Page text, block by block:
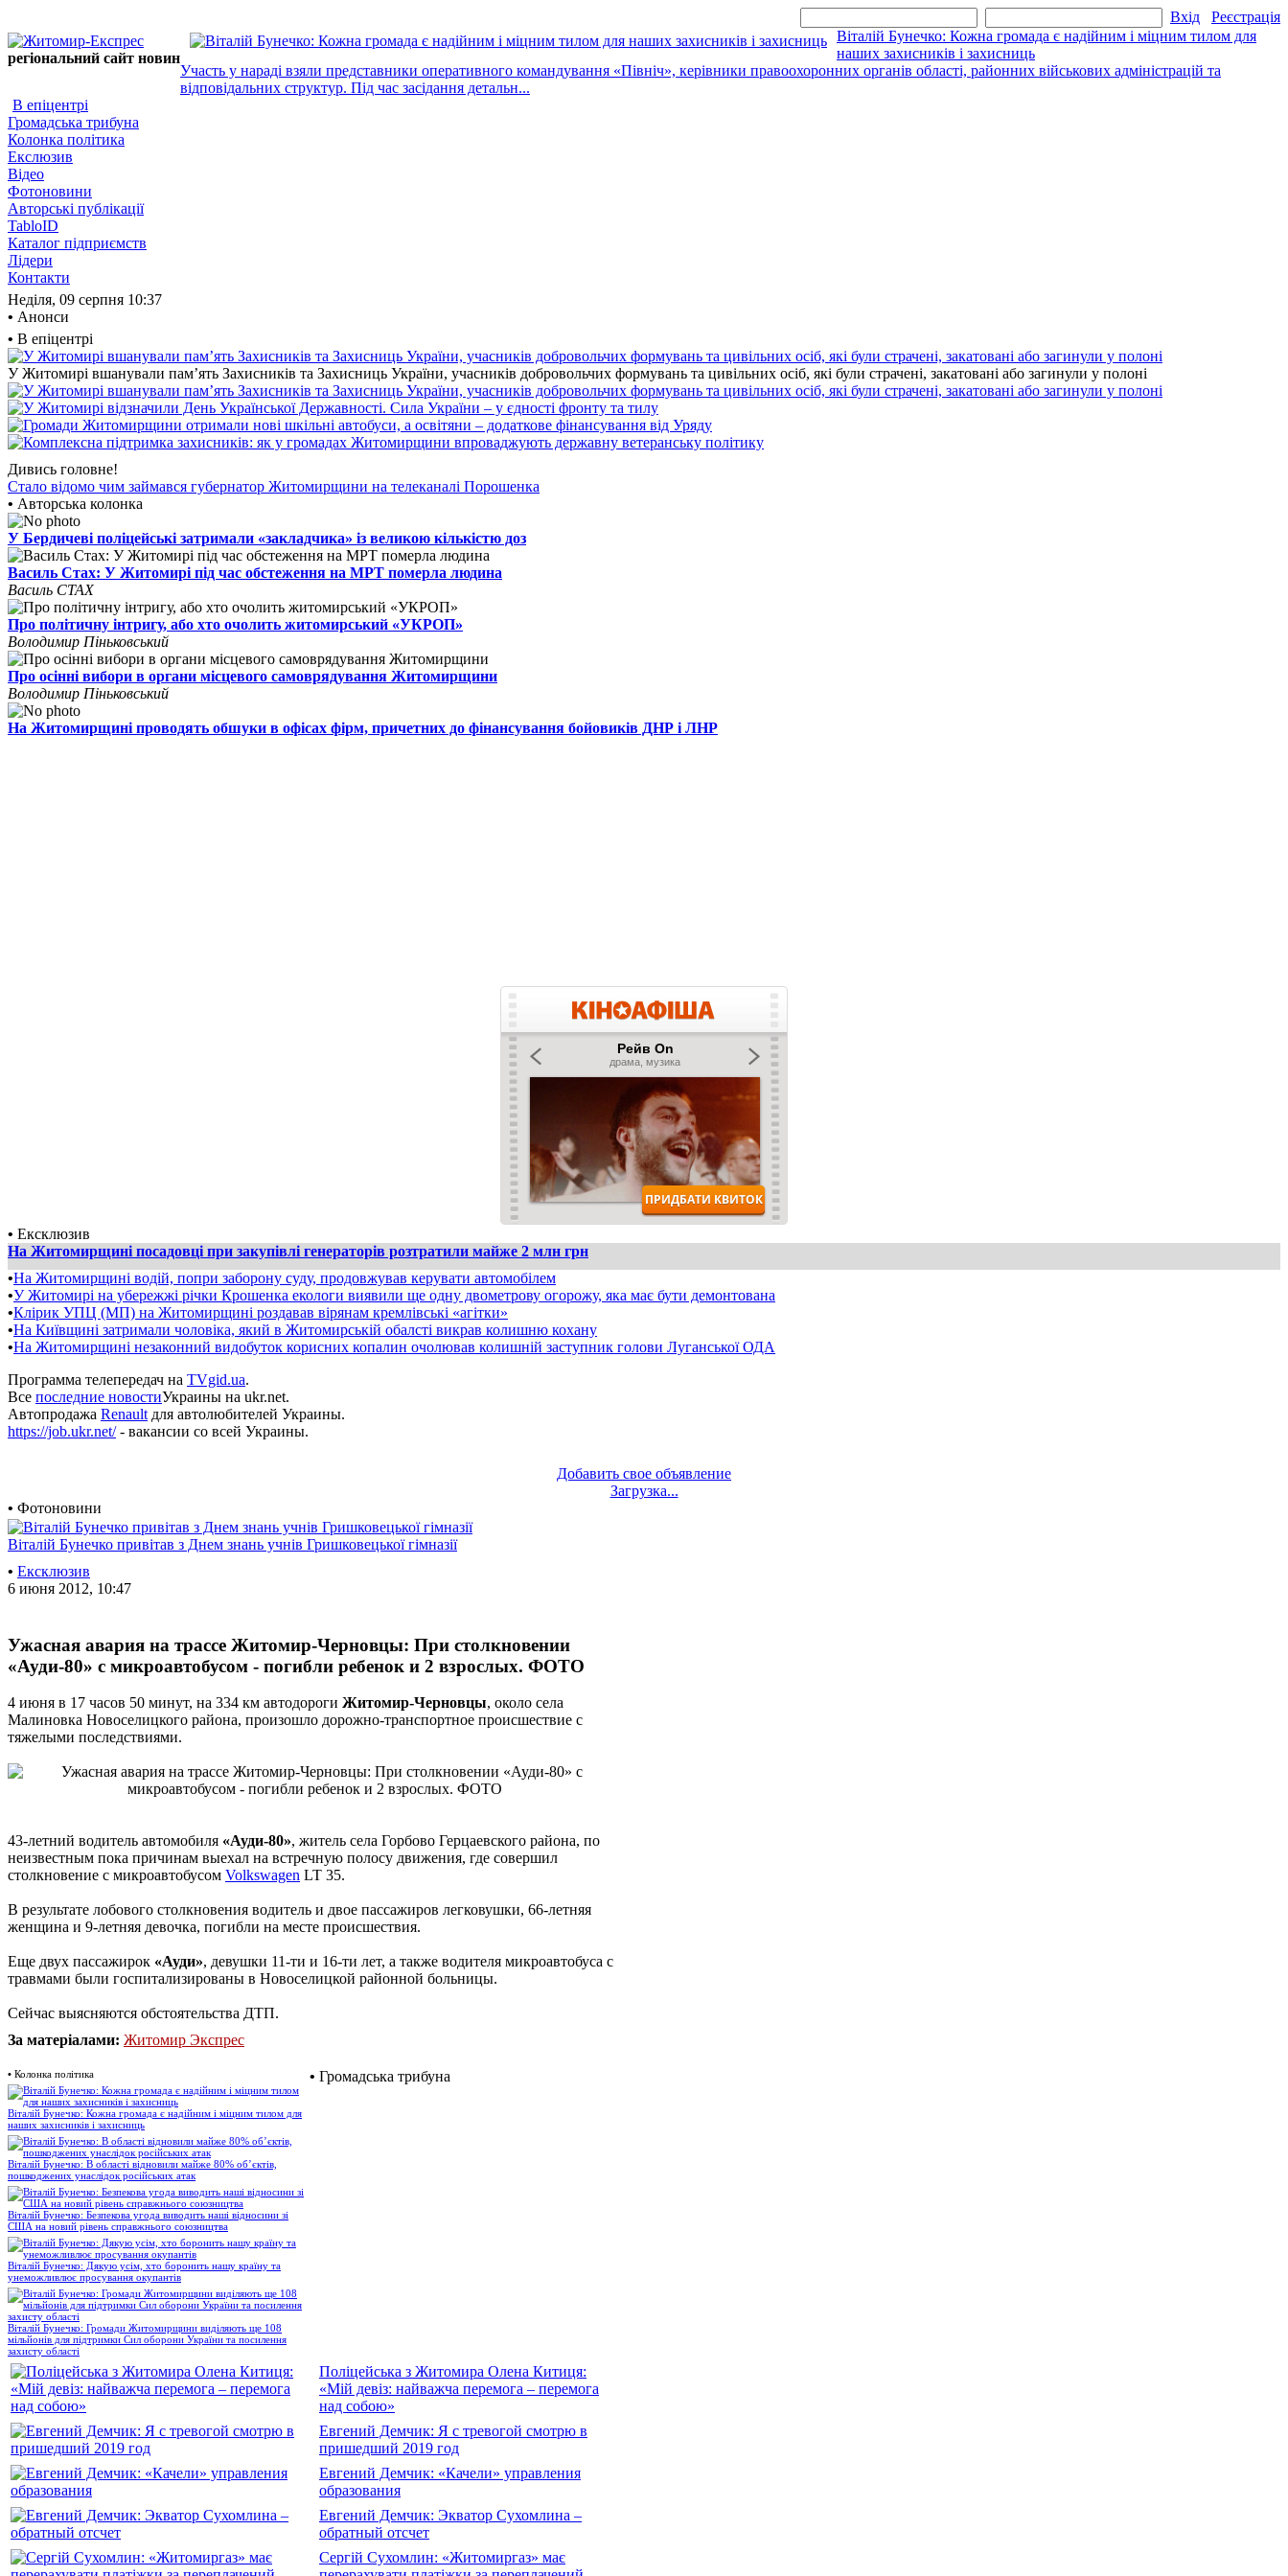
Вхід Реєстрація
регіональний сайт новин
Віталій Бунечко: Кожна громада є надійним і міцним тилом для
наших захисників і захисниць
Участь у нараді взяли представники оперативного командування «Північ», керівники правоохоронних органів області, районних військових адміністрацій та
відповідальних структур. Під час засідання детальн...
В епіцентрі
Громадська трибуна
Колонка політика
Екслюзив
Відео
Фотоновини
Авторські публікації
TabloID
Каталог підприємств
Лідери
Контакти
Неділя, 09 серпня 10:37
• Анонси
• В епіцентрі
У Житомирі вшанували пам’ять Захисників та Захисниць України, учасників добровольчих формувань та цивільних осіб, які були страчені, закатовані або загинули у полоні
Дивись головне!
Стало відомо чим займався губернатор Житомирщини на телеканалі Порошенка
• Авторська колонка
У Бердичеві поліцейські затримали «закладчика» із великою кількістю доз
Василь Стах: У Житомирі під час обстеження на МРТ померла людина
Василь СТАХ
Про політичну інтригу, або хто очолить житомирський «УКРОП»
Володимир Піньковський
Про осінні вибори в органи місцевого самоврядування Житомирщини
Володимир Піньковський
На Житомирщині проводять обшуки в офісах фірм, причетних до фінансування бойовиків ДНР і ЛНР
• Ексклюзив
На Житомирщині посадовці при закупівлі генераторів розтратили майже 2 млн грн
•На Житомирщині водій, попри заборону суду, продовжував керувати автомобілем
•У Житомирі на убережжі річки Крошенка екологи виявили ще одну двометрову огорожу, яка має бути демонтована
•Клірик УПЦ (МП) на Житомирщині роздавав вірянам кремлівські «агітки»
•На Київщині затримали чоловіка, який в Житомирській обалсті викрав колишню кохану
•На Житомирщині незаконний видобуток корисних копалин очолював колишній заступник голови Луганської ОДА
Программа телепередач на TVgid.ua.
Все последние новостиУкраины на ukr.net.
Автопродажа Renault для автолюбителей Украины.
https://job.ukr.net/- вакансии со всей Украины.
Добавить свое объявление
Загрузка...
• Фотоновини
Віталій Бунечко привітав з Днем знань учнів Гришковецької гімназії
• Ексклюзив
6 июня 2012, 10:47
Ужасная авария на трассе Житомир-Черновцы: При столкновении
«Ауди-80» с микроавтобусом - погибли ребенок и 2 взрослых. ФОТО
4 июня в 17 часов 50 минут, на 334 км автодороги Житомир-Черновцы, около села
Малиновка Новоселицкого района, произошло дорожно-транспортное происшествие с
тяжелыми последствиями.
43-летний водитель автомобиля «Ауди-80», житель села Горбово Герцаевского района, по
неизвестным пока причинам выехал на встречную полосу движения, где совершил
столкновение с микроавтобусом Volkswagen LT 35.
В результате лобового столкновения водитель и двое пассажиров легковушки, 66-летняя
женщина и 9-летняя девочка, погибли на месте происшествия.
Еще двух пассажирок «Ауди», девушки 11-ти и 16-ти лет, а также водителя микроавтобуса с
травмами были госпитализированы в Новоселицкой районной больницы.
Сейчас выясняются обстоятельства ДТП.
За матеріалами: Житомир Экспрес
• Колонка політика
Віталій Бунечко: Кожна громада є надійним і міцним тилом для
наших захисників і захисниць
Віталій Бунечко: В області відновили майже 80% об’єктів,
пошкоджених унаслідок російських атак
Віталій Бунечко: Безпекова угода виводить наші відносини зі
США на новий рівень справжнього союзництва
Віталій Бунечко: Дякую усім, хто боронить нашу країну та
унеможливлює просування окупантів
Віталій Бунечко: Громади Житомирщини виділяють ще 108
мільйонів для підтримки Сил оборони України та посилення
захисту області
• Громадська трибуна
Поліцейська з Житомира Олена Китиця:
«Мій девіз: найважча перемога – перемога
над собою»
Евгений Демчик: Я с тревогой смотрю в
пришедший 2019 год
Евгений Демчик: «Качели» управления
образования
Евгений Демчик: Экватор Сухомлина –
обратный отсчет
Сергій Сухомлин: «Житомиргаз» має